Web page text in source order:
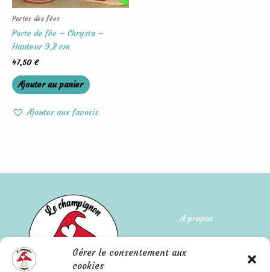
Gérer le consentement aux
cookies
Portes des fées
Porte de fée – Chrysta –
Hauteur 9,2 cm
47,50 €
Ajouter au panier
Ajouter aux favoris
A propos
L'histoire de l'entreprise